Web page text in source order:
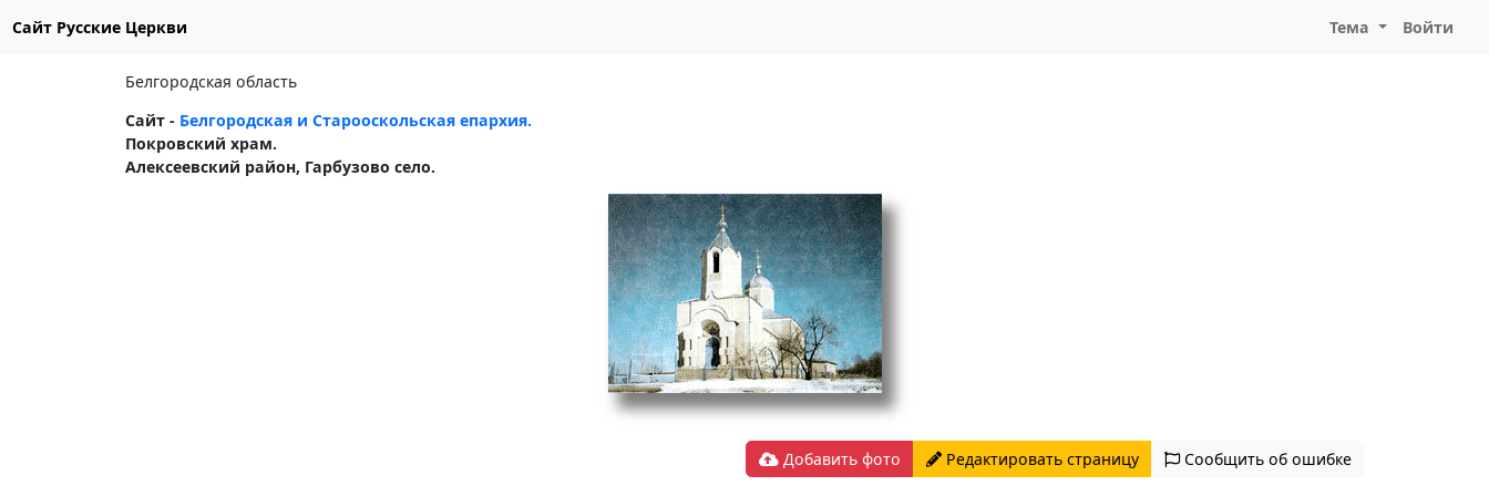
Сайт Русские Церкви Тема Войти
Белгородская область
Сайт - Белгородская и Старооскольская епархия.
Покровский храм.
Алексеевский район, Гарбузово село.
Добавить фото Редактировать страницу Сообщить об ошибке